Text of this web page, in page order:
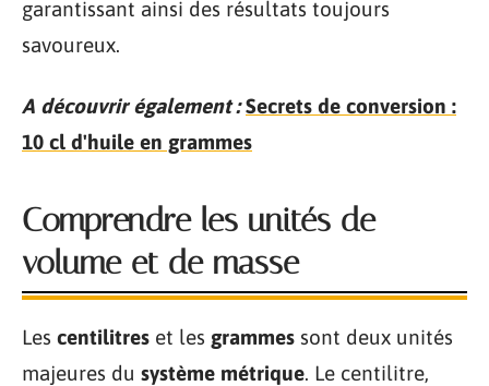
garantissant ainsi des résultats toujours
savoureux.
A découvrir également : Secrets de conversion :
10 cl d'huile en grammes
Comprendre les unités de
volume et de masse
Les centilitres et les grammes sont deux unités
majeures du système métrique. Le centilitre,